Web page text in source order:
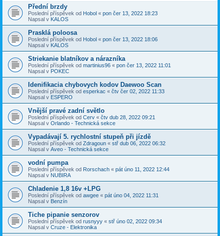
Přední brzdy
Poslední příspěvek od Hobol « pon čer 13, 2022 18:23
Napsal v KALOS
Prasklá poloosa
Poslední příspěvek od Hobol « pon čer 13, 2022 18:06
Napsal v KALOS
Striekanie blatníkov a nárazníka
Poslední příspěvek od martinius96 « pon čer 13, 2022 11:01
Napsal v POKEC
Idenifikacia chybovych kodov Daewoo Scan
Poslední příspěvek od esperkac « čtv čer 02, 2022 11:33
Napsal v ESPERO
Vnější pravé zadní světlo
Poslední příspěvek od Cerv « čtv dub 28, 2022 09:21
Napsal v Orlando - Technická sekce
Vypadávají 5. rychlostní stupeň při jízdě
Poslední příspěvek od Zdragoun « stř dub 06, 2022 06:32
Napsal v Aveo - Technická sekce
vodní pumpa
Poslední příspěvek od Rorschach « pát úno 11, 2022 12:44
Napsal v NUBIRA
Chladenie 1,8 16v +LPG
Poslední příspěvek od awgee « pát úno 04, 2022 11:31
Napsal v Benzín
Tiche pipanie senzorov
Poslední příspěvek od rusnyyy « stř úno 02, 2022 09:34
Napsal v Cruze - Elektronika